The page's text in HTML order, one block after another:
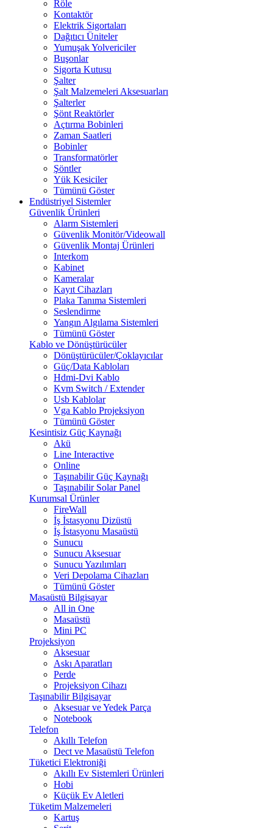
Röle
Kontaktör
Elektrik Sigortaları
Dağıtıcı Üniteler
Yumuşak Yolvericiler
Buşonlar
Sigorta Kutusu
Şalter
Şalt Malzemeleri Aksesuarları
Şalterler
Şönt Reaktörler
Açtırma Bobinleri
Zaman Saatleri
Bobinler
Transformatörler
Şöntler
Yük Kesiciler
Tümünü Göster
Endüstriyel Sistemler
Güvenlik Ürünleri
Alarm Sistemleri
Güvenlik Monitör/Videowall
Güvenlik Montaj Ürünleri
Interkom
Kabinet
Kameralar
Kayıt Cihazları
Plaka Tanıma Sistemleri
Seslendirme
Yangın Algılama Sistemleri
Tümünü Göster
Kablo ve Dönüştürücüler
Dönüştürücüler/Çoklayıcılar
Güç/Data Kabloları
Hdmi-Dvi Kablo
Kvm Switch / Extender
Usb Kablolar
Vga Kablo Projeksiyon
Tümünü Göster
Kesintisiz Güç Kaynağı
Akü
Line Interactive
Online
Taşınabilir Güç Kaynağı
Taşınabilir Solar Panel
Kurumsal Ürünler
FireWall
İş İstasyonu Dizüstü
İş İstasyonu Masaüstü
Sunucu
Sunucu Aksesuar
Sunucu Yazılımları
Veri Depolama Cihazları
Tümünü Göster
Masaüstü Bilgisayar
All in One
Masaüstü
Mini PC
Projeksiyon
Aksesuar
Askı Aparatları
Perde
Projeksiyon Cihazı
Taşınabilir Bilgisayar
Aksesuar ve Yedek Parça
Notebook
Telefon
Akıllı Telefon
Dect ve Masaüstü Telefon
Tüketici Elektroniği
Akıllı Ev Sistemleri Ürünleri
Hobi
Küçük Ev Aletleri
Tüketim Malzemeleri
Kartuş